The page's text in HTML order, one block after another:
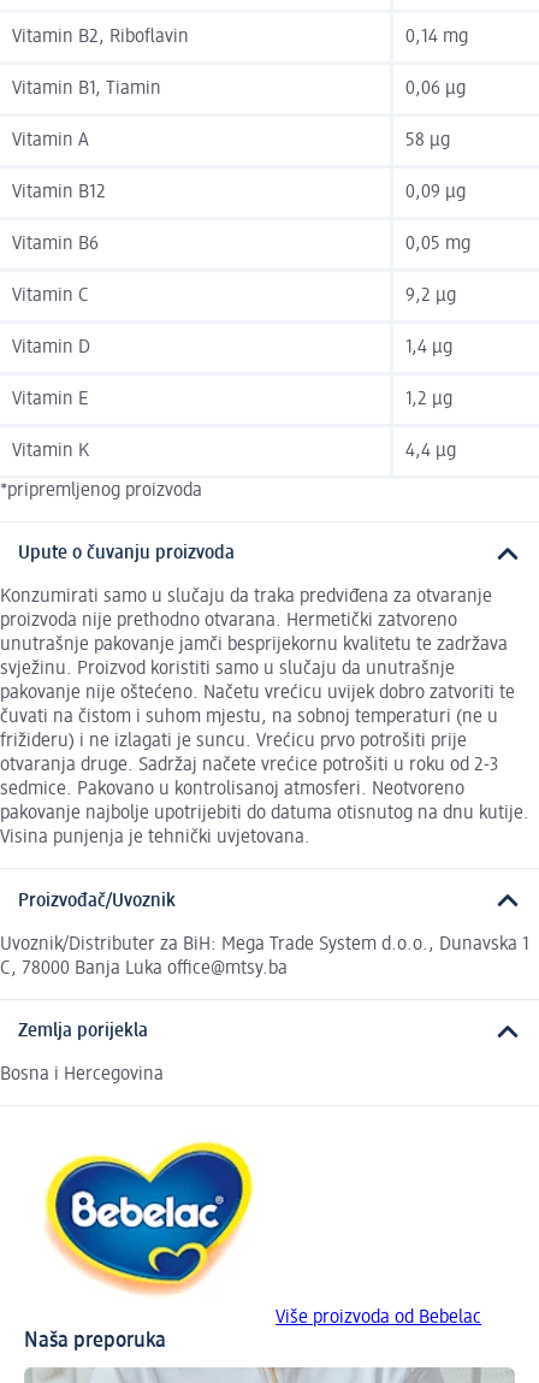
Vitamin B2, Riboflavin 0,14 mg
Vitamin B1, Tiamin 0,06 µg
Vitamin A 58 µg
Vitamin B12 0,09 µg
Vitamin B6 0,05 mg
Vitamin C 9,2 µg
Vitamin D 1,4 µg
Vitamin E 1,2 µg
Vitamin K 4,4 µg
*pripremljenog proizvoda
Upute o čuvanju proizvoda
Konzumirati samo u slučaju da traka predviđena za otvaranje
proizvoda nije prethodno otvarana. Hermetički zatvoreno
unutrašnje pakovanje jamči besprijekornu kvalitetu te zadržava
svježinu. Proizvod koristiti samo u slučaju da unutrašnje
pakovanje nije oštećeno. Načetu vrećicu uvijek dobro zatvoriti te
čuvati na čistom i suhom mjestu, na sobnoj temperaturi (ne u
frižideru) i ne izlagati je suncu. Vrećicu prvo potrošiti prije
otvaranja druge. Sadržaj načete vrećice potrošiti u roku od 2-3
sedmice. Pakovano u kontrolisanoj atmosferi. Neotvoreno
pakovanje najbolje upotrijebiti do datuma otisnutog na dnu kutije.
Visina punjenja je tehnički uvjetovana.
Proizvođač/Uvoznik
Uvoznik/Distributer za BiH: Mega Trade System d.o.o., Dunavska 1
C, 78000 Banja Luka office@mtsy.ba
Zemlja porijekla
Bosna i Hercegovina
Više proizvoda od Bebelac
Naša preporuka